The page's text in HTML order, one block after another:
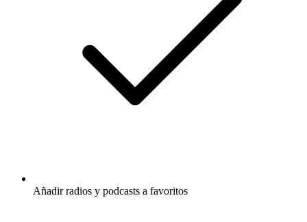
Añadir radios y podcasts a favoritos